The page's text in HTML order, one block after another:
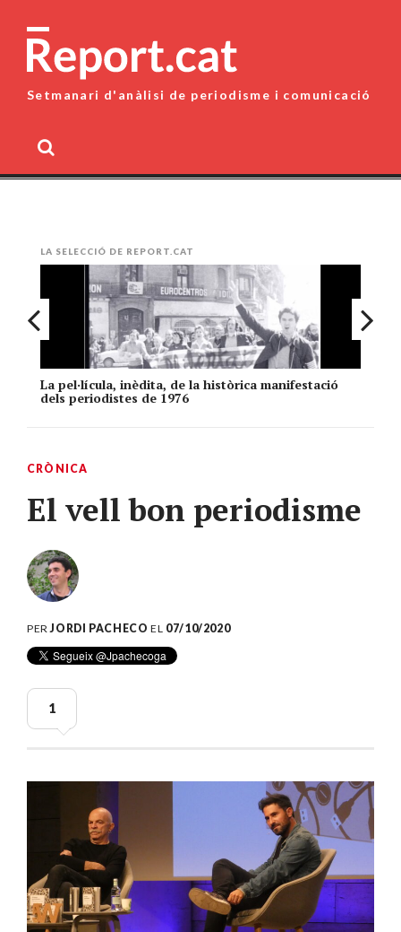
content
Setmanari d'anàlisi de periodisme i comunicació
LA SELECCIÓ DE REPORT.CAT
La pel·lícula, inèdita, de la històrica manifestació
dels periodistes de 1976
CRÒNICA
El vell bon periodisme
PERJORDI PACHECO EL 07/10/2020
1